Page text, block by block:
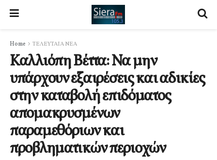
Home ΤΕΛΕΥΤΑΙΑ ΝΕΑ
Καλλιόπη Βέττα: Να μην
υπάρχουν εξαιρέσεις και αδικίες
στην καταβολή επιδόματος
απομακρυσμένων
παραμεθόριων και
προβληματικών περιοχών